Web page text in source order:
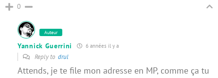
0
Auteur
Yannick Guerrini 6 années il y a
Reply to drul
Attends, je te file mon adresse en MP, comme ça tu